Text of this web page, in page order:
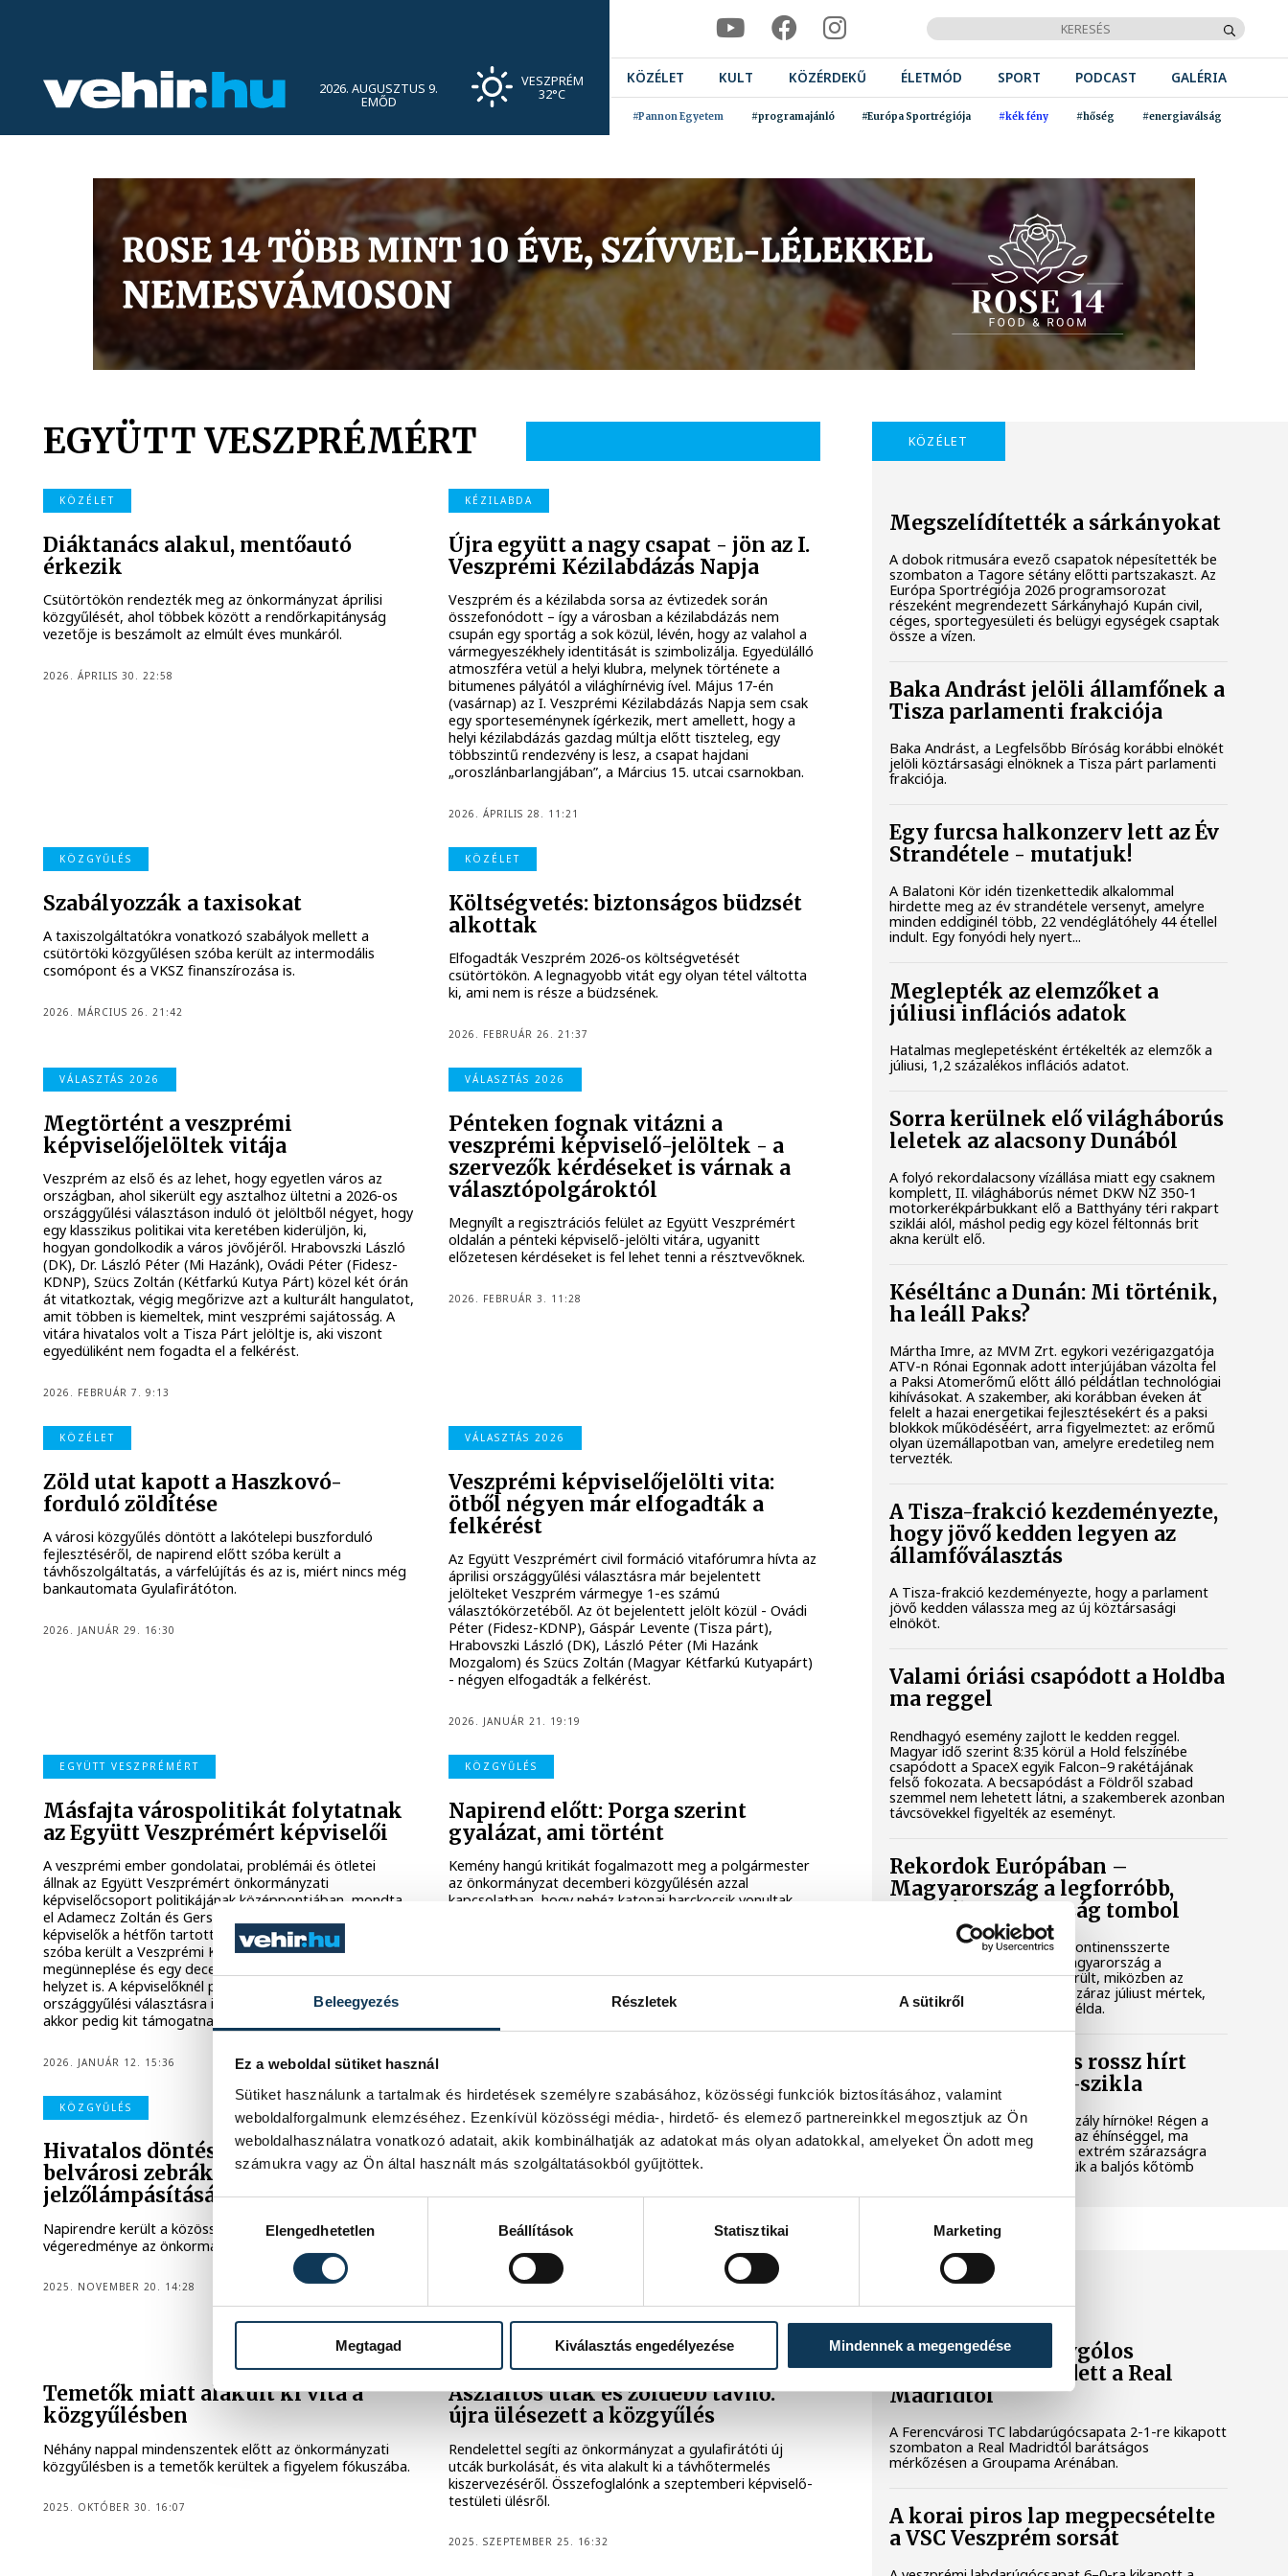
Beleegyezés Részletek A sütikről
Ez a weboldal sütiket használ
Sütiket használunk a tartalmak és hirdetések személyre szabásához, közösségi funkciók biztosításához, valamint
weboldalforgalmunk elemzéséhez. Ezenkívül közösségi média-, hirdető- és elemező partnereinkkel megosztjuk az Ön
weboldalhasználatra vonatkozó adatait, akik kombinálhatják az adatokat más olyan adatokkal, amelyeket Ön adott meg
számukra vagy az Ön által használt más szolgáltatásokból gyűjtöttek.
Hozzájárulás kiválasztása
Elengedhetetlen
Beállítások Statisztikai Marketing
Megtagad Kiválasztás engedélyezése Mindennek a megengedése
2026. AUGUSZTUS 9.
EMŐD
VESZPRÉM
32°C
KÖZÉLET KULT KÖZÉRDEKŰ ÉLETMÓD SPORT PODCAST GALÉRIA
#Pannon Egyetem #programajánló #Európa Sportrégiója #kék fény #hőség #energiaválság
EGYÜTT VESZPRÉMÉRT
KÖZÉLET
Diáktanács alakul, mentőautó
érkezik
Csütörtökön rendezték meg az önkormányzat áprilisi
közgyűlését, ahol többek között a rendőrkapitányság
vezetője is beszámolt az elmúlt éves munkáról.
2026. ÁPRILIS 30. 22:58
KÉZILABDA
Újra együtt a nagy csapat - jön az I.
Veszprémi Kézilabdázás Napja
Veszprém és a kézilabda sorsa az évtizedek során
összefonódott – így a városban a kézilabdázás nem
csupán egy sportág a sok közül, lévén, hogy az valahol a
vármegyeszékhely identitását is szimbolizálja. Egyedülálló
atmoszféra vetül a helyi klubra, melynek története a
bitumenes pályától a világhírnévig ível. Május 17-én
(vasárnap) az I. Veszprémi Kézilabdázás Napja sem csak
egy sporteseménynek ígérkezik, mert amellett, hogy a
helyi kézilabdázás gazdag múltja előtt tiszteleg, egy
többszintű rendezvény is lesz, a csapat hajdani
„oroszlánbarlangjában”, a Március 15. utcai csarnokban.
2026. ÁPRILIS 28. 11:21
KÖZGYŰLÉS
Szabályozzák a taxisokat
A taxiszolgáltatókra vonatkozó szabályok mellett a
csütörtöki közgyűlésen szóba került az intermodális
csomópont és a VKSZ finanszírozása is.
2026. MÁRCIUS 26. 21:42
KÖZÉLET
Költségvetés: biztonságos büdzsét
alkottak
Elfogadták Veszprém 2026-os költségvetését
csütörtökön. A legnagyobb vitát egy olyan tétel váltotta
ki, ami nem is része a büdzsének.
2026. FEBRUÁR 26. 21:37
VÁLASZTÁS 2026
Megtörtént a veszprémi
képviselőjelöltek vitája
Veszprém az első és az lehet, hogy egyetlen város az
országban, ahol sikerült egy asztalhoz ültetni a 2026-os
országgyűlési választáson induló öt jelöltből négyet, hogy
egy klasszikus politikai vita keretében kiderüljön, ki,
hogyan gondolkodik a város jövőjéről. Hrabovszki László
(DK), Dr. László Péter (Mi Hazánk), Ovádi Péter (Fidesz-
KDNP), Szücs Zoltán (Kétfarkú Kutya Párt) közel két órán
át vitatkoztak, végig megőrizve azt a kulturált hangulatot,
amit többen is kiemeltek, mint veszprémi sajátosság. A
vitára hivatalos volt a Tisza Párt jelöltje is, aki viszont
egyedüliként nem fogadta el a felkérést.
2026. FEBRUÁR 7. 9:13
VÁLASZTÁS 2026
Pénteken fognak vitázni a
veszprémi képviselő-jelöltek - a
szervezők kérdéseket is várnak a
választópolgároktól
Megnyílt a regisztrációs felület az Együtt Veszprémért
oldalán a pénteki képviselő-jelölti vitára, ugyanitt
előzetesen kérdéseket is fel lehet tenni a résztvevőknek.
2026. FEBRUÁR 3. 11:28
KÖZÉLET
Zöld utat kapott a Haszkovó-
forduló zöldítése
A városi közgyűlés döntött a lakótelepi buszforduló
fejlesztéséről, de napirend előtt szóba került a
távhőszolgáltatás, a várfelújítás és az is, miért nincs még
bankautomata Gyulafirátóton.
2026. JANUÁR 29. 16:30
VÁLASZTÁS 2026
Veszprémi képviselőjelölti vita:
ötből négyen már elfogadták a
felkérést
Az Együtt Veszprémért civil formáció vitafórumra hívta az
áprilisi országgyűlési választásra már bejelentett
jelölteket Veszprém vármegye 1-es számú
választókörzetéből. Az öt bejelentett jelölt közül - Ovádi
Péter (Fidesz-KDNP), Gáspár Levente (Tisza párt),
Hrabovszki László (DK), László Péter (Mi Hazánk
Mozgalom) és Szücs Zoltán (Magyar Kétfarkú Kutyapárt)
- négyen elfogadták a felkérést.
2026. JANUÁR 21. 19:19
EGYÜTT VESZPRÉMÉRT
Másfajta várospolitikát folytatnak
az Együtt Veszprémért képviselői
A veszprémi ember gondolatai, problémái és ötletei
állnak az Együtt Veszprémért önkormányzati
képviselőcsoport politikájának középpontjában, mondta
el Adamecz Zoltán és Gerstmár Ferenc, önkormányzati
képviselők a hétfőn tartott sajtótájékoztatójukon, ahol
szóba került a Veszprémi Kézilabdázás Napjának
megünneplése és egy decemberi társasházi vis major
helyzet is. A képviselőknél portálunk rákérdezett a közelgő
országgyűlési választásra is, terveznek-e indulni, ha nem,
akkor pedig kit támogatnak?
2026. JANUÁR 12. 15:36
KÖZGYŰLÉS
Napirend előtt: Porga szerint
gyalázat, ami történt
Kemény hangú kritikát fogalmazott meg a polgármester
az önkormányzat decemberi közgyűlésén azzal
kapcsolatban, hogy nehéz katonai harckocsik vonultak
2025. DECEMBER 18. 17:56
KÖZGYŰLÉS
Hivatalos döntés született a
belvárosi zebrák
jelzőlámpásításáról
Napirendre került a közösségi költségvetés
végeredménye az önkormányzat novemberi közgyűlésén.
2025. NOVEMBER 20. 14:28
Együtt Veszprémért: Szükséges, de
nem elégséges a Mindszenty utcai
gyalogátkelők jelzőlámpásítása
A belváros forgalmának csökkentésére valódi megoldást
fejlesztése jelentene az ellenzéki képviselők szerint.
2025. NOVEMBER 7. 17:59
Temetők miatt alakult ki vita a
közgyűlésben
Néhány nappal mindenszentek előtt az önkormányzati
közgyűlésben is a temetők kerültek a figyelem fókuszába.
2025. OKTÓBER 30. 16:07
Aszfaltos utak és zöldebb távhő:
újra ülésezett a közgyűlés
Rendelettel segíti az önkormányzat a gyulafirátóti új
utcák burkolását, és vita alakult ki a távhőtermelés
kiszervezéséről. Összefoglalónk a szeptemberi képviselő-
testületi ülésről.
2025. SZEPTEMBER 25. 16:32
KÖZÉLET
Megszelídítették a sárkányokat
A dobok ritmusára evező csapatok népesítették be
szombaton a Tagore sétány előtti partszakaszt. Az
Európa Sportrégiója 2026 programsorozat
részeként megrendezett Sárkányhajó Kupán civil,
céges, sportegyesületi és belügyi egységek csaptak
össze a vízen.
Baka Andrást jelöli államfőnek a
Tisza parlamenti frakciója
Baka Andrást, a Legfelsőbb Bíróság korábbi elnökét
jelöli köztársasági elnöknek a Tisza párt parlamenti
frakciója.
Egy furcsa halkonzerv lett az Év
Strandétele - mutatjuk!
A Balatoni Kör idén tizenkettedik alkalommal
hirdette meg az év strandétele versenyt, amelyre
minden eddiginél több, 22 vendéglátóhely 44 étellel
indult. Egy fonyódi hely nyert...
Meglepték az elemzőket a
júliusi inflációs adatok
Hatalmas meglepetésként értékelték az elemzők a
júliusi, 1,2 százalékos inflációs adatot.
Sorra kerülnek elő világháborús
leletek az alacsony Dunából
A folyó rekordalacsony vízállása miatt egy csaknem
komplett, II. világháborús német DKW NZ 350-1
motorkerékpárbukkant elő a Batthyány téri rakpart
sziklái alól, máshol pedig egy közel féltonnás brit
akna került elő.
Késéltánc a Dunán: Mi történik,
ha leáll Paks?
Mártha Imre, az MVM Zrt. egykori vezérigazgatója
ATV-n Rónai Egonnak adott interjújában vázolta fel
a Paksi Atomerőmű előtt álló példátlan technológiai
kihívásokat. A szakember, aki korábban éveken át
felelt a hazai energetikai fejlesztésekért és a paksi
blokkok működéséért, arra figyelmeztet: az erőmű
olyan üzemállapotban van, amelyre eredetileg nem
tervezték.
A Tisza-frakció kezdeményezte,
hogy jövő kedden legyen az
államfőválasztás
A Tisza-frakció kezdeményezte, hogy a parlament
jövő kedden válassza meg az új köztársasági
elnököt.
Valami óriási csapódott a Holdba
ma reggel
Rendhagyó esemény zajlott le kedden reggel.
Magyar idő szerint 8:35 körül a Hold felszínébe
csapódott a SpaceX egyik Falcon–9 rakétájának
felső fokozata. A becsapódást a Földről szabad
szemmel nem lehetett látni, a szakemberek azonban
távcsövekkel figyelték az eseményt.
Rekordok Európában –
Magyarország a legforróbb,
Angliában szárazság tombol
Rá sem ismerünk Európára, kontinensszerte
rekordokat dönt a hőség. Magyarország a
legforróbb országok közé került, miközben az
Egyesült Királyságban olyan száraz júliust mértek,
amilyenre 155 éve nem volt példa.
A múltban és ma is rossz hírt
hoz a dunai Ínség-szikla
Újra kilátszik a Dunából az aszály hírnöke! Régen a
felbukkanása egyet jelentett az éhínséggel, ma
pedig a klímaváltozás okozta extrém szárazságra
hívja fel a figyelmet. Elmeséljük a baljós kőtömb
SPORT
A Ferencváros egygólos
vereséget szenvedett a Real
Madridtól
A Ferencvárosi TC labdarúgócsapata 2-1-re kikapott
szombaton a Real Madridtól barátságos
mérkőzésen a Groupama Arénában.
A korai piros lap megpecsételte
a VSC Veszprém sorsát